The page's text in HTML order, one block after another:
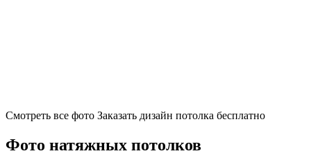
Смотреть все фото Заказать дизайн потолка бесплатно
Фото натяжных потолков